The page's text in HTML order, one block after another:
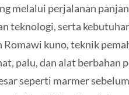
melalui perjalanan
teknologi, serta
Romawi kuno, teknik
palu, dan alat berbahan
seperti marmer